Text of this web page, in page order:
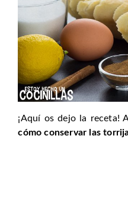
¡Aquí os dejo la receta!
cómo conservar las